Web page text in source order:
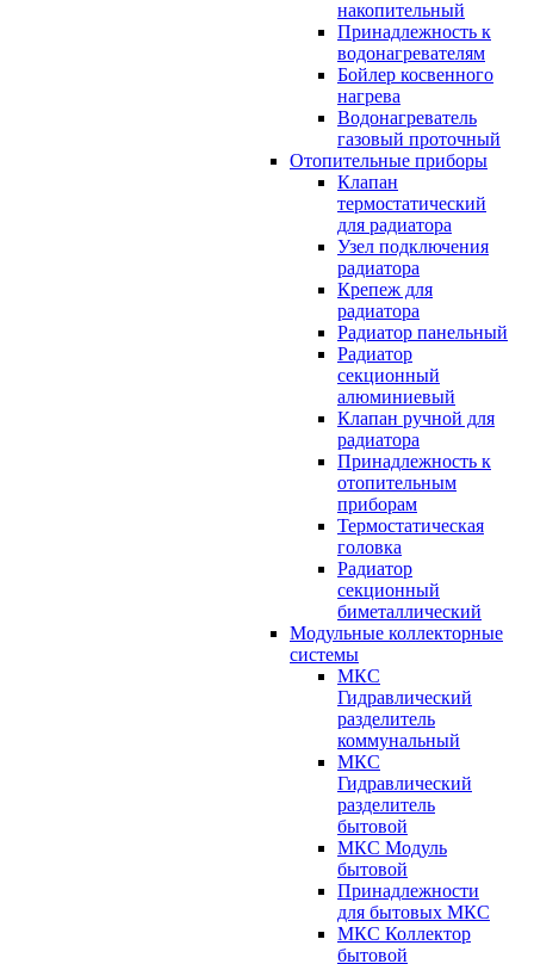
накопительный
Принадлежность к
водонагревателям
Бойлер косвенного
нагрева
Водонагреватель
газовый проточный
Отопительные приборы
Клапан
термостатический
для радиатора
Узел подключения
радиатора
Крепеж для
радиатора
Радиатор панельный
Радиатор
секционный
алюминиевый
Клапан ручной для
радиатора
Принадлежность к
отопительным
приборам
Термостатическая
головка
Радиатор
секционный
биметаллический
Модульные коллекторные
системы
МКС
Гидравлический
разделитель
коммунальный
МКС
Гидравлический
разделитель
бытовой
МКС Модуль
бытовой
Принадлежности
для бытовых МКС
МКС Коллектор
бытовой